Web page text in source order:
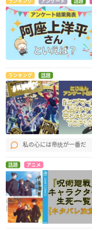
ランキング アンケート 話題
ランキング 話題
私の心には帝统が一番だ
話題 アニメ